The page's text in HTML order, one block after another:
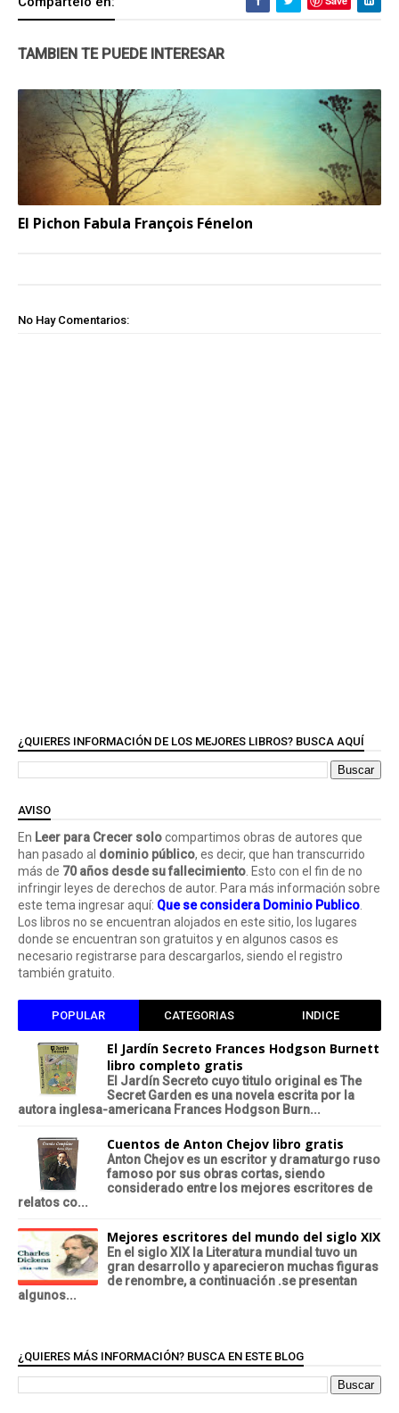
TAMBIEN TE PUEDE INTERESAR
El Pichon Fabula François Fénelon
No Hay Comentarios:
¿QUIERES INFORMACIÓN DE LOS MEJORES LIBROS? BUSCA AQUÍ
AVISO
En Leer para Crecer solocompartimos obras de autores que
han pasado al dominio público, es decir, que han transcurrido
más de 70 años desde su fallecimiento . Esto con el fin de no
infringir leyes de derechos de autor. Para más información sobre
este tema ingresar aquí: Que se considera Dominio Publico
Los libros no se encuentran alojados en este sitio, los lugares
donde se encuentran son gratuitos y en algunos casos es
necesario registrarse para descargarlos, siendo el registro
también gratuito.
POPULAR CATEGORIAS INDICE
El Jardín Secreto Frances Hodgson Burnett
libro completo gratis
El Jardín Secreto cuyo titulo original es The
Secret Garden es una novela escrita por la
autora inglesa-americana Frances Hodgson Burn...
Cuentos de Anton Chejov libro gratis
Anton Chejov es un escritor y dramaturgo ruso
famoso por sus obras cortas, siendo
considerado entre los mejores escritores de
relatos co...
Mejores escritores del mundo del siglo XIX
En el siglo XIX la Literatura mundial tuvo un
gran desarrollo y aparecieron muchas figuras
de renombre, a continuación .se presentan
algunos...
¿QUIERES MÁS INFORMACIÓN? BUSCA EN ESTE BLOG